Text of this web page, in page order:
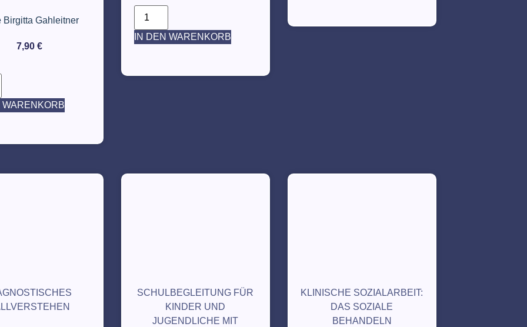
Birgitta Gahleitner
7,90 €
WARENKORB
IN DEN WARENKORB
SCHULBEGLEITUNG FÜR
KINDER UND
JUGENDLICHE MIT
KLINISCHE SOZIALARBEIT:
DAS SOZIALE
BEHANDELN